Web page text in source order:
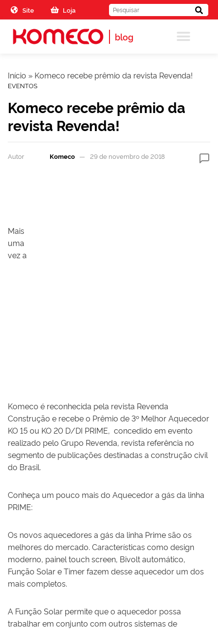
Skip to the content
Site Loja
blog
Início » Komeco recebe prêmio da revista Revenda!
EVENTOS
Komeco recebe prêmio da
revista Revenda!
Autor Komeco 29 de novembro de 2018
Mais
uma
vez a
Komeco é reconhecida pela revista Revenda
Construção e recebe o Prêmio de 3º Melhor Aquecedor
KO 15 ou KO 20 D/DI PRIME, concedido em evento
realizado pelo Grupo Revenda, revista referência no
segmento de publicações destinadas a construção civil
do Brasil.
Conheça um pouco mais do Aquecedor a gás da linha
PRIME:
Os novos aquecedores a gás da linha Prime são os
melhores do mercado. Características como design
moderno, painel touch screen, Bivolt automático,
Função Solar e Timer fazem desse aquecedor um dos
mais completos.
A Função Solar permite que o aquecedor possa
trabalhar em conjunto com outros sistemas de